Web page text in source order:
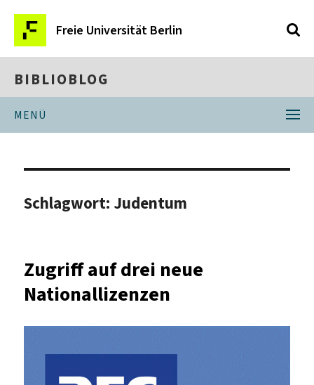
Freie Universität Berlin
BIBLIOBLOG
MENÜ
Schlagwort: Judentum
Zugriff auf drei neue
Nationallizenzen